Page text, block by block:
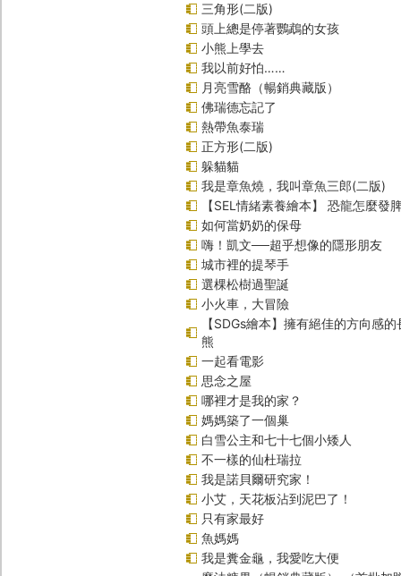
三角形(二版)
頭上總是停著鸚鵡的女孩
小熊上學去
我以前好怕……
月亮雪酪（暢銷典藏版）
佛瑞德忘記了
熱帶魚泰瑞
正方形(二版)
躲貓貓
我是章魚燒，我叫章魚三郎(二版)
【SEL情緒素養繪本】 恐龍怎麼發
如何當奶奶的保母
嗨！凱文──超乎想像的隱形朋友
城市裡的提琴手
選棵松樹過聖誕
小火車，大冒險
【SDGs繪本】擁有絕佳的方向感
熊
一起看電影
思念之屋
哪裡才是我的家？
媽媽築了一個巢
白雪公主和七十七個小矮人
不一樣的仙杜瑞拉
我是諾貝爾研究家！
小艾，天花板沾到泥巴了！
只有家最好
魚媽媽
我是糞金龜，我愛吃大便